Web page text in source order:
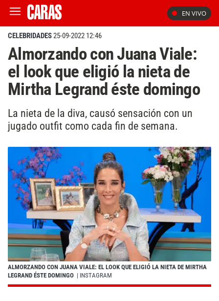
EN VIVO
CELEBRIDADES25-09-2022 12:46
Almorzando con Juana Viale:
el look que eligió la nieta de
Mirtha Legrand éste domingo
La nieta de la diva, causó sensación con un
jugado outfit como cada fin de semana.
ALMORZANDO CON JUANA VIALE: EL LOOK QUE ELIGIÓ LA NIETA DE MIRTHA
LEGRAND ÉSTE DOMINGO | INSTAGRAM